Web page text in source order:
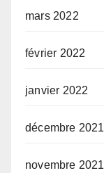
mars 2022
février 2022
janvier 2022
décembre 2021
novembre 2021